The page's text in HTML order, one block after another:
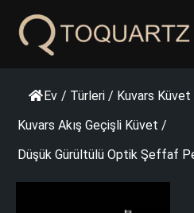
geç
Ev / Türleri / Kuvars Küvet
Kuvars Akış Geçişli Küvet /
Düşük Gürültülü Optik Şeffaf